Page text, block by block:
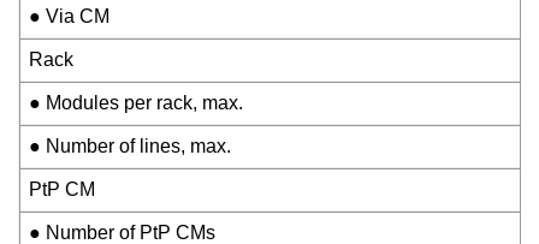
● Via CM
Rack
● Modules per rack, max.
● Number of lines, max.
PtP CM
● Number of PtP CMs